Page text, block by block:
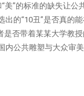
美”的标准的缺失让公
出的“10丑”是否真的
是否带着某某大学教
内公共雕塑与大众审美